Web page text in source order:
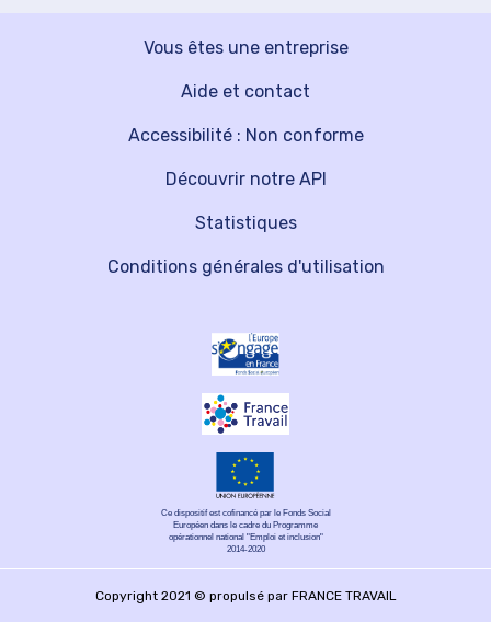
Vous êtes une entreprise
Découvrir notre API
Aide et contact
Statistiques
Accessibilité : Non conforme
Conditions générales d'utilisation
Ce dispositif est cofinancé par le Fonds Social
Européen dans le cadre du Programme
opérationnel national "Emploi et inclusion"
2014-2020
Copyright 2021 © propulsé par FRANCE TRAVAIL